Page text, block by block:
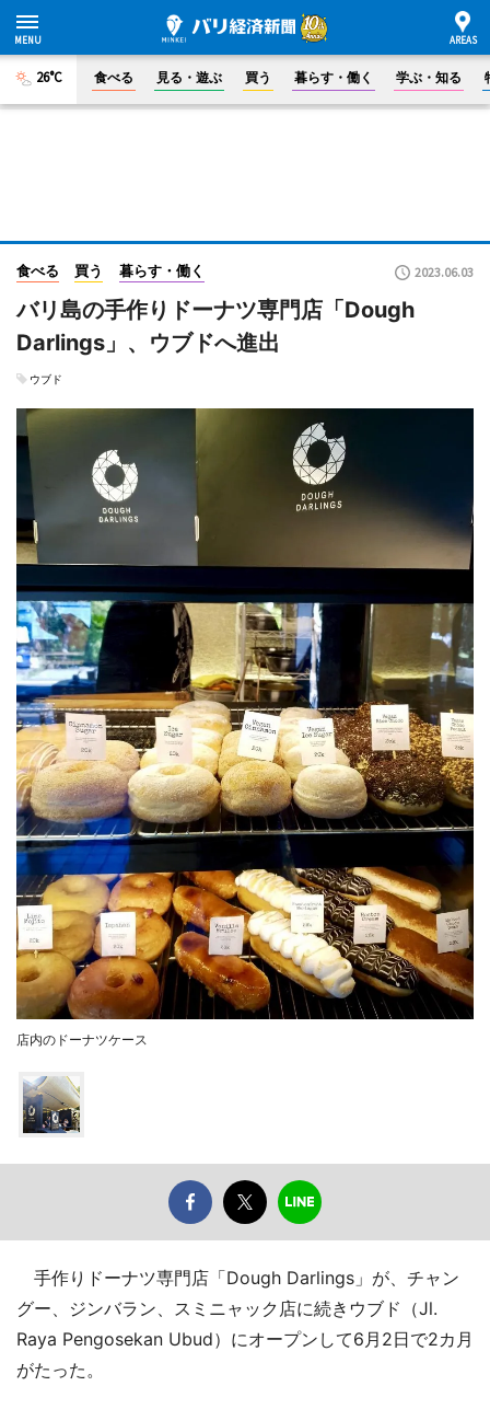
26°C 食べる 見る・遊ぶ 買う 暮らす・働く 学ぶ・知る
食べる 買う 暮らす・働く 2023.06.03
バリ島の手作りドーナツ専門店「Dough
Darlings」、ウブドへ進出
ウブド
店内のドーナツケース
手作りドーナツ専門店「Dough Darlings」が、チャン
グー、ジンバラン、スミニャック店に続きウブド（Jl.
Raya Pengosekan Ubud）にオープンして6月2日で2カ月
がたった。